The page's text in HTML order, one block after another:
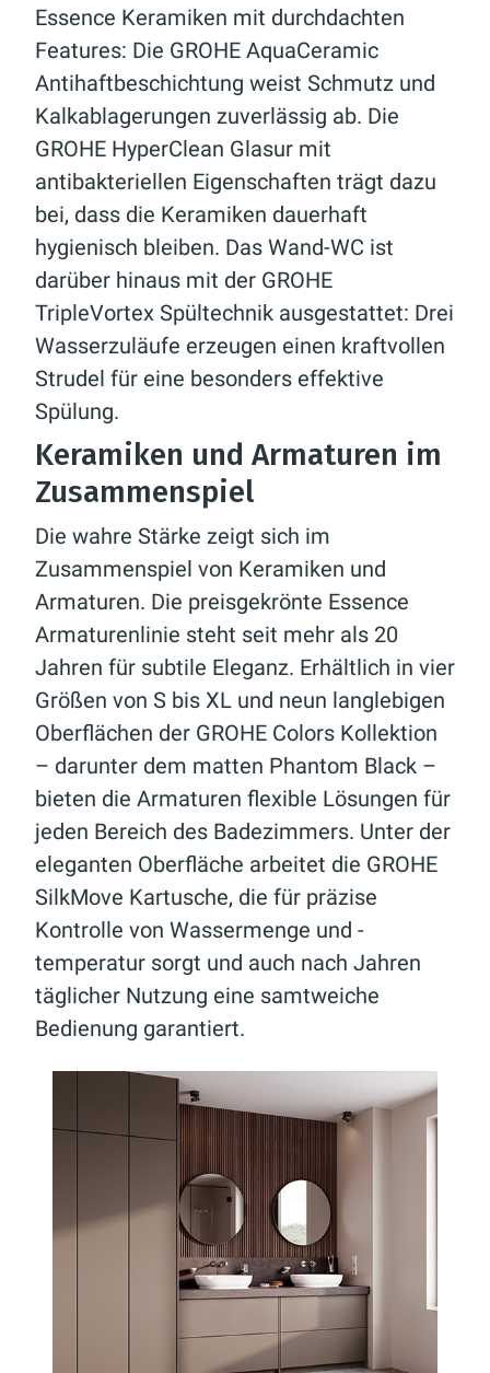
Essence Keramiken mit durchdachten
Features: Die GROHE AquaCeramic
Antihaftbeschichtung weist Schmutz und
Kalkablagerungen zuverlässig ab. Die
GROHE HyperClean Glasur mit
antibakteriellen Eigenschaften trägt dazu
bei, dass die Keramiken dauerhaft
hygienisch bleiben. Das Wand-WC ist
darüber hinaus mit der GROHE
TripleVortex Spültechnik ausgestattet: Drei
Wasserzuläufe erzeugen einen kraftvollen
Strudel für eine besonders effektive
Spülung.
Keramiken und Armaturen im
Zusammenspiel
Die wahre Stärke zeigt sich im
Zusammenspiel von Keramiken und
Armaturen. Die preisgekrönte Essence
Armaturenlinie steht seit mehr als 20
Jahren für subtile Eleganz. Erhältlich in vier
Größen von S bis XL und neun langlebigen
Oberflächen der GROHE Colors Kollektion
– darunter dem matten Phantom Black –
bieten die Armaturen flexible Lösungen für
jeden Bereich des Badezimmers. Unter der
eleganten Oberfläche arbeitet die GROHE
SilkMove Kartusche, die für präzise
Kontrolle von Wassermenge und -
temperatur sorgt und auch nach Jahren
täglicher Nutzung eine samtweiche
Bedienung garantiert.